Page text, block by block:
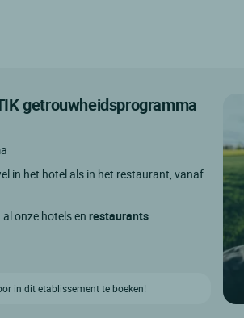
getrouwheidsprogramma
in het hotel als in het restaurant, vanaf
onze hotels en restaurants
in dit etablissement te boeken!